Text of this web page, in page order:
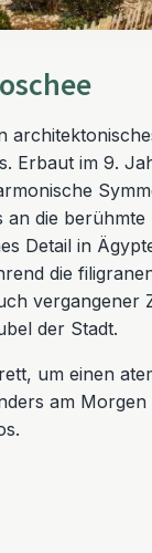
Erbaut im 9.
an die
Detail in
die
vergangener
der Stadt.
um einen
am